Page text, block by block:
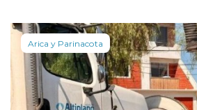
Arica y Parinacota